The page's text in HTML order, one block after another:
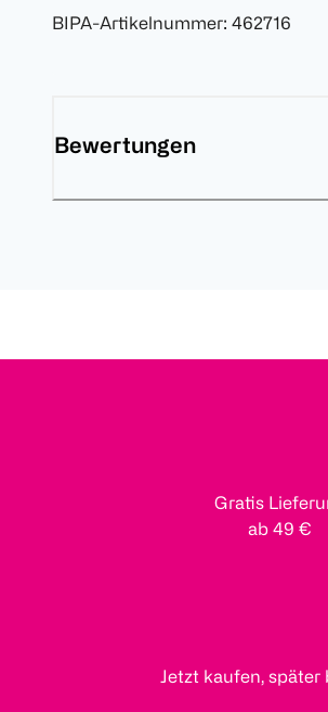
BIPA-Artikelnummer: 462716
Bewertungen
Gratis
ab 49 €
Jetzt kaufen, später